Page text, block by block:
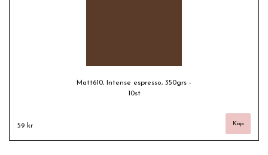
Matt610, Intense espresso, 350grs -
10st
59 kr